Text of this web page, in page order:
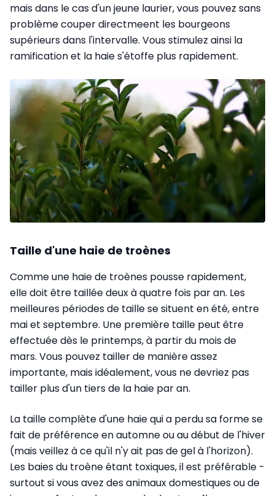
mais dans le cas d'un jeune laurier, vous pouvez sans
problème couper directmeent les bourgeons
supérieurs dans l'intervalle. Vous stimulez ainsi la
ramification et la haie s'étoffe plus rapidement.
Taille d'une haie de troènes
Comme une haie de troènes pousse rapidement,
elle doit être taillée deux à quatre fois par an. Les
meilleures périodes de taille se situent en été, entre
mai et septembre. Une première taille peut être
effectuée dès le printemps, à partir du mois de
mars. Vous pouvez tailler de manière assez
importante, mais idéalement, vous ne devriez pas
tailler plus d'un tiers de la haie par an.
La taille complète d'une haie qui a perdu sa forme se
fait de préférence en automne ou au début de l'hiver
(mais veillez à ce qu'il n'y ait pas de gel à l'horizon).
Les baies du troène étant toxiques, il est préférable -
surtout si vous avez des animaux domestiques ou de